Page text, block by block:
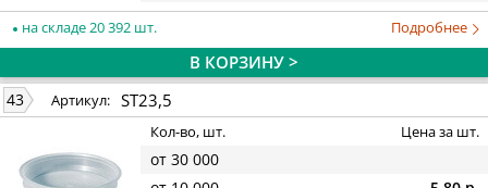
на складе 20 392 шт. Подробнее
В КОРЗИНУ >
43 Артикул: ST23,5
Кол-во, шт. Цена за шт.
от 30 000